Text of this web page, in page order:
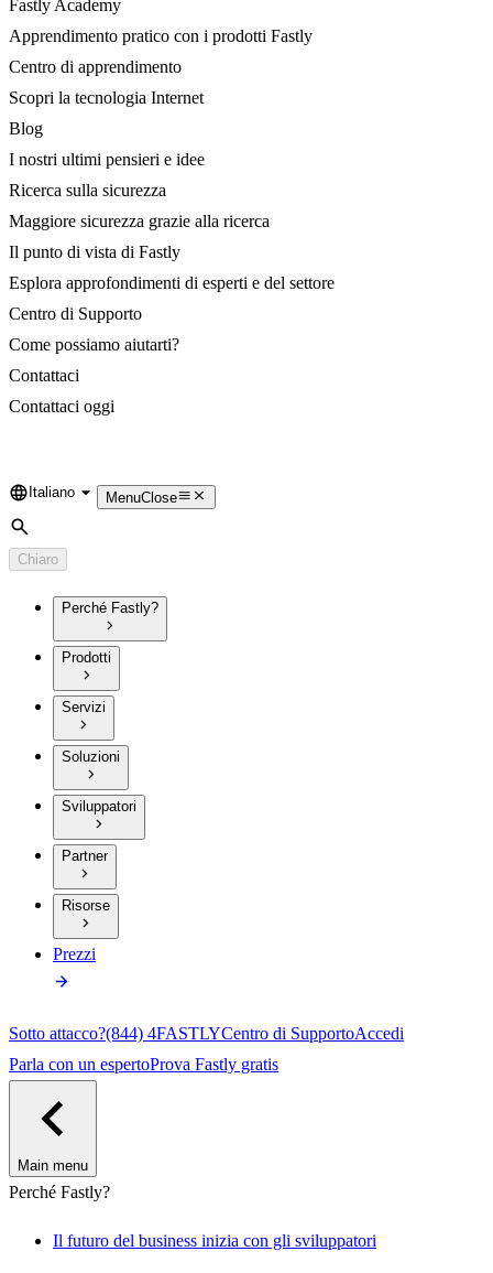
Fastly Academy
Apprendimento pratico con i prodotti Fastly
Centro di apprendimento
Scopri la tecnologia Internet
Blog
I nostri ultimi pensieri e idee
Ricerca sulla sicurezza
Maggiore sicurezza grazie alla ricerca
Il punto di vista di Fastly
Esplora approfondimenti di esperti e del settore
Centro di Supporto
Come possiamo aiutarti?
Contattaci
Contattaci oggi
Language
Italiano MenuClose
Cerca
Chiaro
Perché Fastly?
Prodotti
Servizi
Soluzioni
Sviluppatori
Partner
Risorse
Prezzi
Sotto attacco?(844) 4FASTLYCentro di SupportoAccedi
Parla con un espertoProva Fastly gratis
Main menu
Perché Fastly?
Il futuro del business inizia con gli sviluppatori